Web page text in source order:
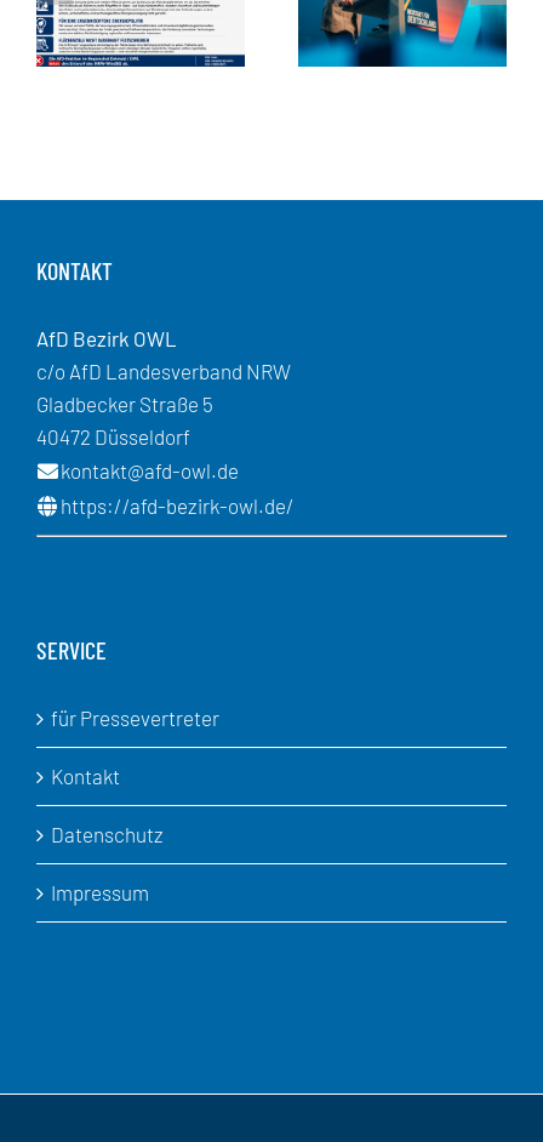
KONTAKT
AfD Bezirk OWL
c/o AfD Landesverband NRW
Gladbecker Straße 5
40472 Düsseldorf
kontakt@afd-owl.de
https://afd-bezirk-owl.de/
SERVICE
für Pressevertreter
Kontakt
Datenschutz
Impressum